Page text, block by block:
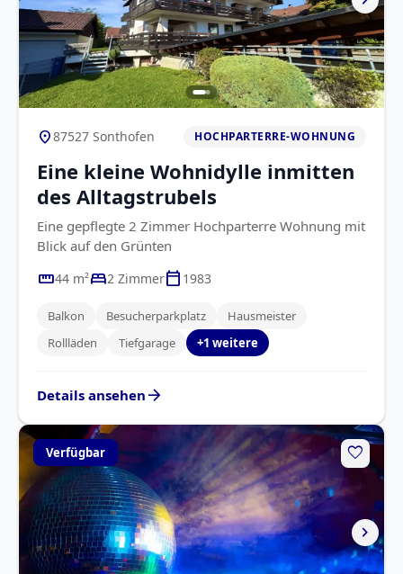
location_on87527 Sonthofen HOCHPARTERRE-WOHNUNG
Eine kleine Wohnidylle inmitten
des Alltagstrubels
Eine gepflegte 2 Zimmer Hochparterre Wohnung mit
Blick auf den Grünten
straighten44 m²bed2 Zimmercalendar_today 1983
Balkon Besucherparkplatz
Hausmeister
Rollläden
Tiefgarage +1 weitere
Details ansehen arrow_forward
chevron_right
Verfügbar favorite